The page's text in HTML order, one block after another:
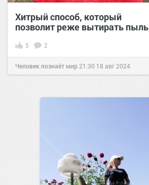
Хитрый способ, который
позволит реже вытирать пыль
5 2
Человек познаёт мир 21:30 18 авг 2024